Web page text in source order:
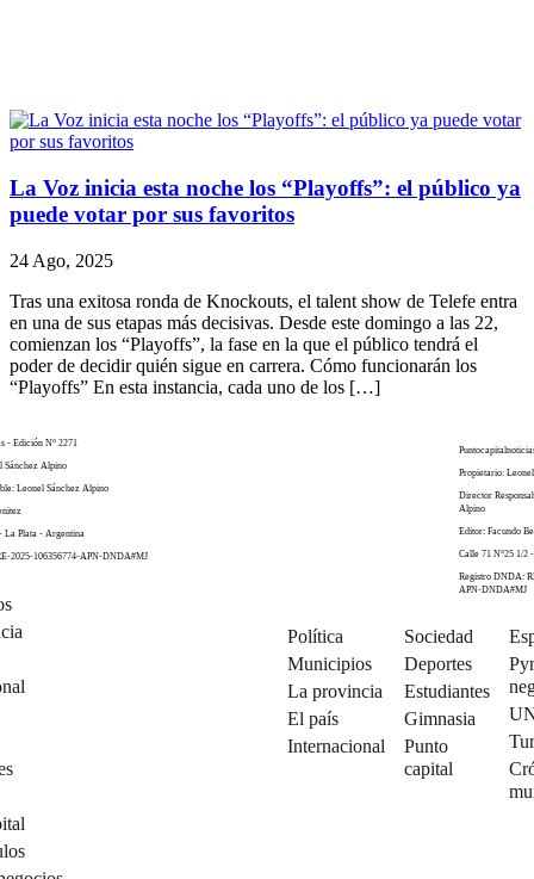
La Voz inicia esta noche los “Playoffs”: el público ya
puede votar por sus favoritos
24 Ago, 2025
Tras una exitosa ronda de Knockouts, el talent show de Telefe entra
en una de sus etapas más decisivas. Desde este domingo a las 22,
comienzan los “Playoffs”, la fase en la que el público tendrá el
poder de decidir quién sigue en carrera. Cómo funcionarán los
“Playoffs” En esta instancia, cada uno de los […]
- Edición N° 2271
Sánchez Alpino
Leonel Sánchez Alpino
La Plata - Argentina
2025-106356774-APN-DNDA#MJ
Propietario:
Director
Alpino
Editor: Facundo
Calle 71 N°25 1/2
Registro DNDA:
APN-DNDA#MJ
Política
Municipios
La provincia
El país
Internacional
Sociedad
Deportes
Estudiantes
Gimnasia
Punto
capital